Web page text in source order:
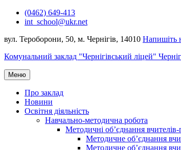
Перейти(0462) 649-413
int_school@ukr.net
вул. Тероборони, 50, м. Чернігів, 14010 Напишіть
Комунальний заклад "Чернігівський ліцей"
Меню
Про заклад
Новини
Освітня діяльність
Навчально-методична робота
Методичні об’єднання
Методичне об’єднання
Методичне об’єднання